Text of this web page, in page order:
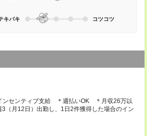
キパキ コツコツ
センティブ支給 ＊週払いOK ＊月収26万以
月12日）出勤し、1日2件獲得した場合のイン